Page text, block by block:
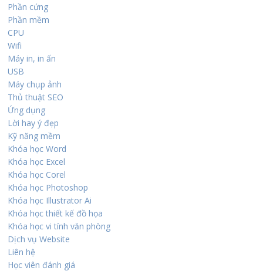
Phần cứng
Phần mềm
CPU
Wifi
Máy in, in ấn
USB
Máy chụp ảnh
Thủ thuật SEO
Ứng dụng
Lời hay ý đẹp
Kỹ năng mềm
Khóa học Word
Khóa học Excel
Khóa học Corel
Khóa học Photoshop
Khóa học Illustrator Ai
Khóa học thiết kế đồ họa
Khóa học vi tính văn phòng
Dịch vụ Website
Liên hệ
Học viên đánh giá